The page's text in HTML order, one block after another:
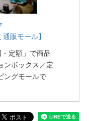
販モール】
定額」で商品
ンボックス／定
ングモールで